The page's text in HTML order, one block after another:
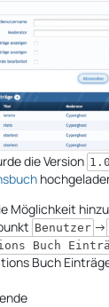
die Version
Möglichkeit
Benutzer ->
Buch
Buch